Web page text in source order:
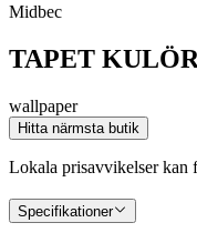
Midbec
TAPET KULÖR
wallpaper
Hitta närmsta butik
Lokala prisavvikelser kan
Specifikationer